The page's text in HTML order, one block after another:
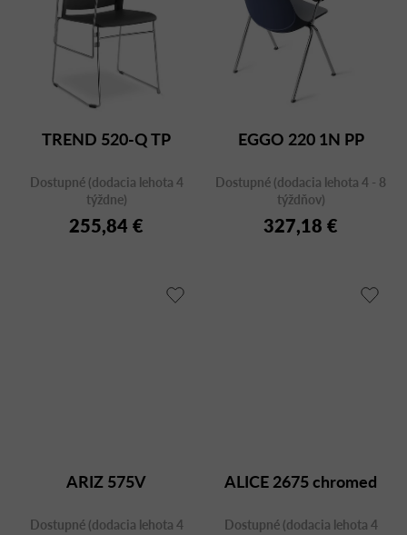
TREND 520-Q TP
Dostupné (dodacia lehota 4
týždne)
255,84 €
EGGO 220 1N PP
Dostupné (dodacia lehota 4 - 8
týždňov)
327,18 €
ARIZ 575V
Dostupné (dodacia lehota 4
ALICE 2675 chromed
Dostupné (dodacia lehota 4